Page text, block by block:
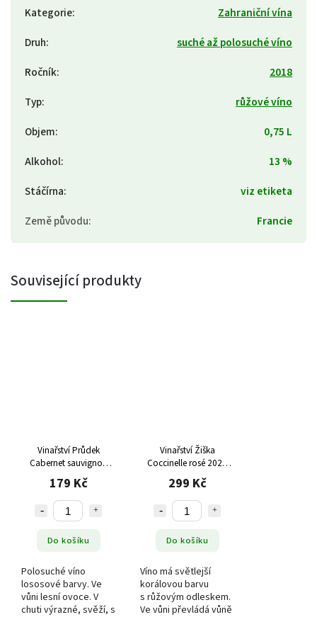
Kategorie:
Zahraniční vína
Druh:
suché až polosuché víno
Ročník:
2018
Typ:
růžové víno
Objem:
0,75 L
Alkohol:
13 %
Stáčírna:
viz etiketa
Země původu: Francie
Související produkty
Vinařství Průdek
Cabernet sauvignon
ROSÉ 2019 moravské
zemské víno, polosuché
179 Kč
Do košíku
Polosuché víno
lososové barvy. Ve
vůni lesní ovoce. V
chuti výrazné, svěží, s
Vinařství Žiška
Coccinelle rosé 2022
pozdní sběr,
polosladké
299 Kč
Do košíku
Víno má světlejší
korálovou barvu
s růžovým odleskem.
Ve vůni převládá vůně